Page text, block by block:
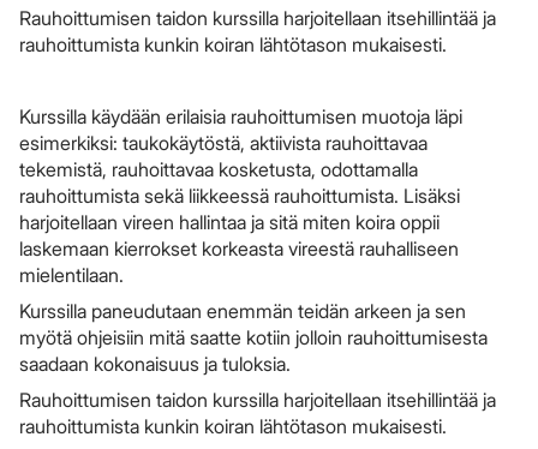
Rauhoittumisen taidon kurssilla harjoitellaan itsehillintää ja
rauhoittumista kunkin koiran lähtötason mukaisesti.
Kurssilla käydään erilaisia rauhoittumisen muotoja läpi
esimerkiksi: taukokäytöstä, aktiivista rauhoittavaa
tekemistä, rauhoittavaa kosketusta, odottamalla
rauhoittumista sekä liikkeessä rauhoittumista. Lisäksi
harjoitellaan vireen hallintaa ja sitä miten koira oppii
laskemaan kierrokset korkeasta vireestä rauhalliseen
mielentilaan.
Kurssilla paneudutaan enemmän teidän arkeen ja sen
myötä ohjeisiin mitä saatte kotiin jolloin rauhoittumisesta
saadaan kokonaisuus ja tuloksia.
Rauhoittumisen taidon kurssilla harjoitellaan itsehillintää ja
rauhoittumista kunkin koiran lähtötason mukaisesti.